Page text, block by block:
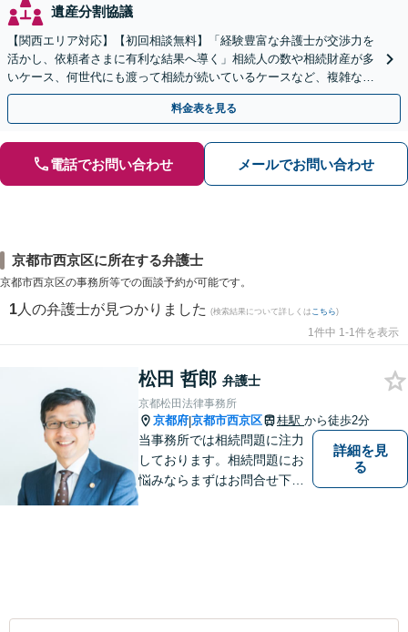
遺産分割協議
【関西エリア対応】【初回相談無料】「経験豊富な弁護士が交渉力を
活かし、依頼者さまに有利な結果へ導く」相続人の数や相続財産が多
いケース、何世代にも渡って相続が続いているケースなど、複雑な事
案でも対応！協議、調停、審判どのフェーズからも相談可
料金表を見る
電話でお問い合わせ メールでお問い合わせ
京都市西京区に所在する弁護士
京都市西京区の事務所等での面談予約が可能です。
1 人の弁護士が見つかりました (検索結果について詳しくは こちら)
1件中 1-1件を表示
松田 哲郎 弁護士
京都松田法律事務所
京都府|京都市西京区 桂駅 から徒歩2分
当事務所では相続問題に注力
しております。相続問題にお
悩みならまずはお問合せ下さ
詳細を見
る